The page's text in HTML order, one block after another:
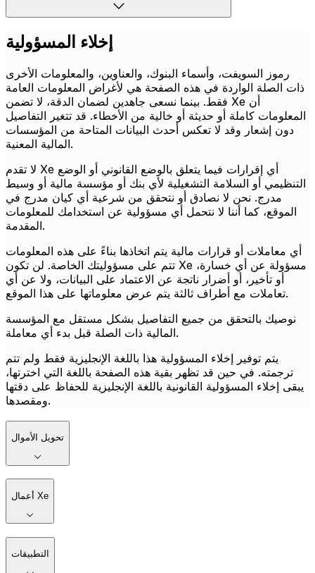
إخلاء المسؤولية
رموز السويفت، وأسماء البنوك، والعناوين، والمعلومات الأخرى
ذات الصلة الواردة في هذه الصفحة هي لأغراض المعلومات العامة
فقط. بينما نسعى جاهدين لضمان الدقة، لا تضمن Xe أن
المعلومات كاملة أو حديثة أو خالية من الأخطاء. قد تتغير التفاصيل
دون إشعار وقد لا تعكس أحدث البيانات المتاحة من المؤسسات
المالية المعنية.
لا تقدم Xe أي إقرارات فيما يتعلق بالوضع القانوني أو الوضع
التنظيمي أو السلامة التشغيلية لأي بنك أو مؤسسة مالية أو وسيط
مدرج. نحن لا نصادق أو نتحقق من شرعية أي كيان مدرج في
الموقع، كما أننا لا نتحمل أي مسؤولية عن استخدامك للمعلومات
المقدمة.
أي معاملات أو قرارات مالية يتم اتخاذها بناءً على هذه المعلومات
تتم على مسؤوليتك الخاصة. لن تكون Xe مسؤولة عن أي خسارة،
أو تأخير، أو أضرار ناتجة عن الاعتماد على البيانات، ولا عن أي
تعاملات مع أطراف ثالثة يتم عرض معلوماتها على هذا الموقع.
نوصيك بالتحقق من جميع التفاصيل بشكل مستقل مع المؤسسة
المالية ذات الصلة قبل بدء أي معاملة.
يتم توفير إخلاء المسؤولية هذا باللغة الإنجليزية فقط ولم تتم
ترجمته. في حين قد تظهر بقية هذه الصفحة باللغة التي اخترتها،
يبقى إخلاء المسؤولية القانونية باللغة الإنجليزية للحفاظ على دقتها
ومقصدها.
تحويل الأموال
أعمال Xe
التطبيقات